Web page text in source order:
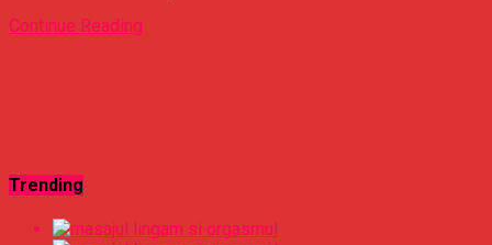
Continue Reading
Trending